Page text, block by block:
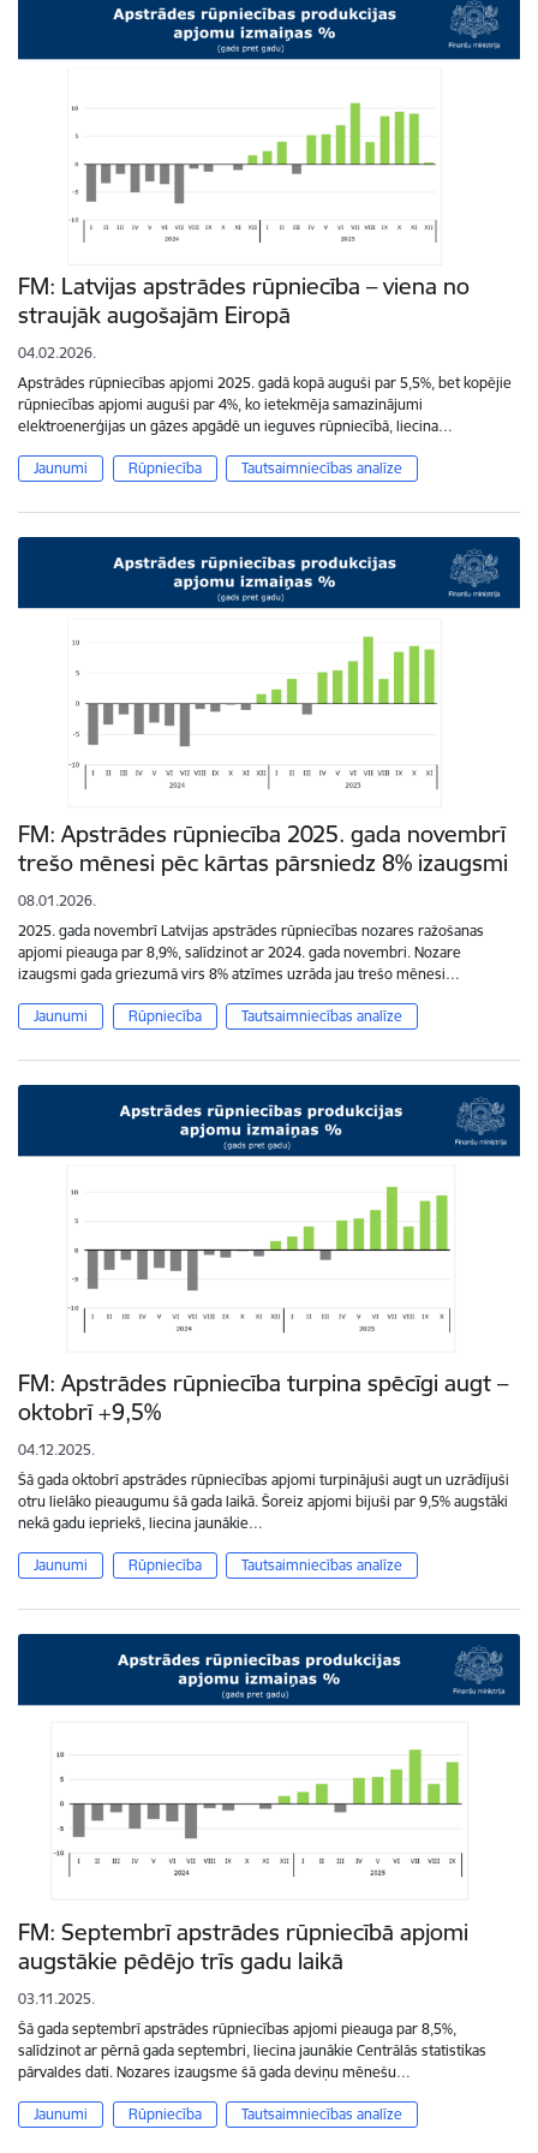
FM: Latvijas apstrādes rūpniecība – viena no
straujāk augošajām Eiropā
04.02.2026.
Apstrādes rūpniecības apjomi 2025. gadā kopā auguši par 5,5%, bet kopējie
rūpniecības apjomi auguši par 4%, ko ietekmēja samazinājumi
elektroenerģijas un gāzes apgādē un ieguves rūpniecībā, liecina…
Jaunumi Rūpniecība Tautsaimniecības analīze
FM: Apstrādes rūpniecība 2025. gada novembrī
trešo mēnesi pēc kārtas pārsniedz 8% izaugsmi
08.01.2026.
2025. gada novembrī Latvijas apstrādes rūpniecības nozares ražošanas
apjomi pieauga par 8,9%, salīdzinot ar 2024. gada novembri. Nozare
izaugsmi gada griezumā virs 8% atzīmes uzrāda jau trešo mēnesi…
Jaunumi Rūpniecība Tautsaimniecības analīze
FM: Apstrādes rūpniecība turpina spēcīgi augt –
oktobrī +9,5%
04.12.2025.
Šā gada oktobrī apstrādes rūpniecības apjomi turpinājuši augt un uzrādījuši
otru lielāko pieaugumu šā gada laikā. Šoreiz apjomi bijuši par 9,5% augstāki
nekā gadu iepriekš, liecina jaunākie…
Jaunumi Rūpniecība Tautsaimniecības analīze
FM: Septembrī apstrādes rūpniecībā apjomi
augstākie pēdējo trīs gadu laikā
03.11.2025.
Šā gada septembrī apstrādes rūpniecības apjomi pieauga par 8,5%,
salīdzinot ar pērnā gada septembri, liecina jaunākie Centrālās statistikas
pārvaldes dati. Nozares izaugsme šā gada deviņu mēnešu…
Jaunumi Rūpniecība Tautsaimniecības analīze